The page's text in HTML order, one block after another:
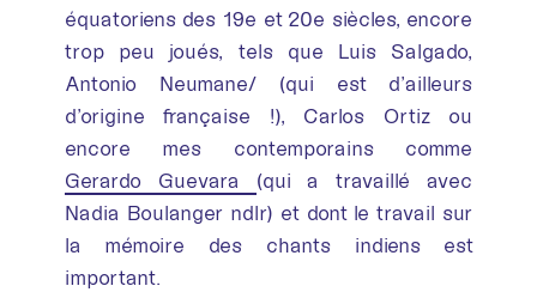
équatoriens des 19e et 20e siècles, encore
trop peu joués, tels que Luis Salgado,
Antonio Neumane/ (qui est d’ailleurs
d’origine française !), Carlos Ortiz ou
encore mes contemporains comme
Gerardo Guevara (qui a travaillé avec
Nadia Boulanger ndlr) et dont le travail sur
la mémoire des chants indiens est
important.